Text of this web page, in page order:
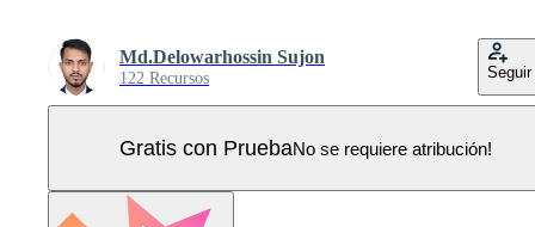
Md.Delowarhossin Sujon
122 Recursos Seguir
Gratis con PruebaNo se requiere atribución!